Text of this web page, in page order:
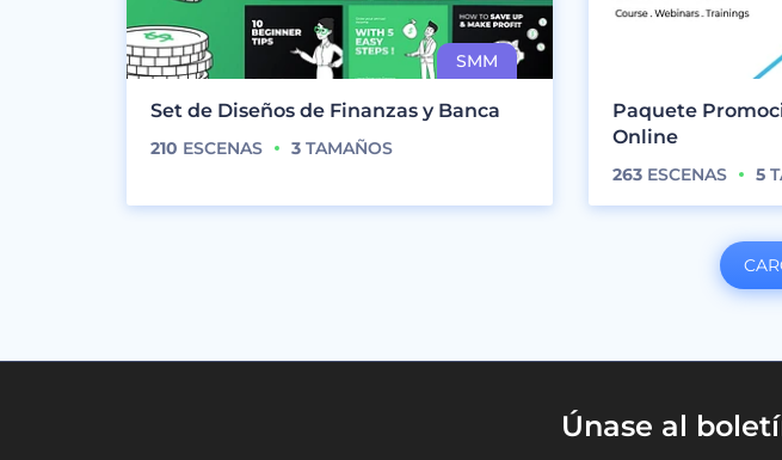
Set de Diseños de Finanzas y Banca
210 ESCENAS 3 TAMAÑOS
Paquete
Online
263 ESCENAS 5
Únase al